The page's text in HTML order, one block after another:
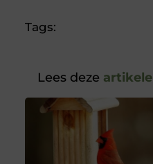
Tags:
Lees deze